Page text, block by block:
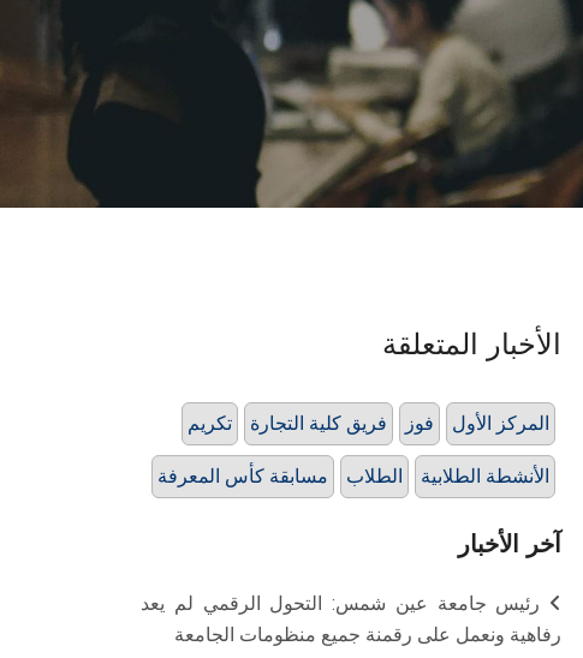
الأخبار المتعلقة
تكريم فريق كلية التجارة فوز المركز الأول
مسابقة كأس المعرفة الطلاب الأنشطة الطلابية
آخر الأخبار
رئيس جامعة عين شمس: التحول الرقمي لم يعد
رفاهية ونعمل على رقمنة جميع منظومات الجامعة